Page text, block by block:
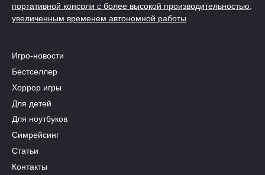
портативной консоли с более высокой производительностью,
увеличенным временем автономной работы
Игро-новости
Бестселлер
Хоррор игры
Для детей
Для ноутбуков
Симрейсинг
Статьи
Контакты